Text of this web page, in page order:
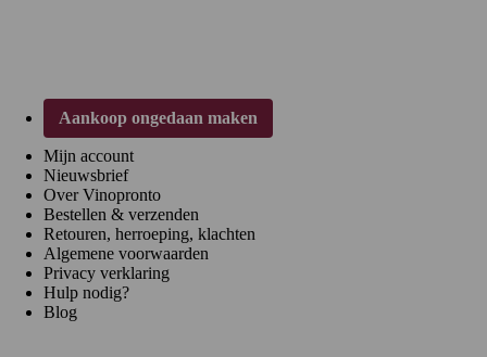
Aankoop ongedaan maken
Mijn account
Nieuwsbrief
Over Vinopronto
Bestellen & verzenden
Retouren, herroeping, klachten
Algemene voorwaarden
Privacy verklaring
Hulp nodig?
Blog